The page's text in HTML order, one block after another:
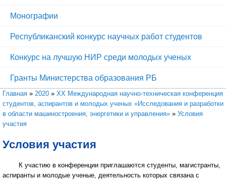
Монографии
Республиканский конкурс научных работ студентов
Конкурс на лучшую НИР среди молодых ученых
Гранты Министерства образования РБ
Вы здесь
Главная » 2020 » XХ Международная научно-техническая конференция
студентов, аспирантов и молодых ученых «Исследования и разработки
в области машиностроения, энергетики и управления» » Условия
участия
Условия участия
К участию в конференции приглашаются студенты, магистранты,
аспиранты и молодые ученые, деятельность которых связана с